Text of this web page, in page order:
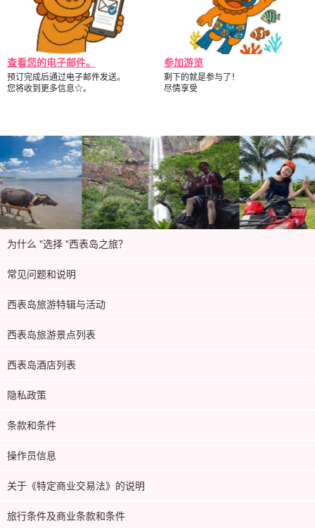
查看您的电子邮件。
预订完成后通过电子邮件发送。
您将收到更多信息☆。
参加游览
剩下的就是参与了！
尽情享受
为什么 "选择 "西表岛之旅？
常见问题和说明
西表岛旅游特辑与活动
西表岛旅游景点列表
西表岛酒店列表
隐私政策
条款和条件
操作员信息
关于《特定商业交易法》的说明
旅行条件及商业条款和条件